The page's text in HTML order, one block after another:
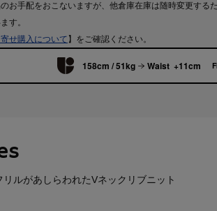
お手配をおこないますが、他倉庫在庫は随時変更する
す。
せ購入について 】をご確認ください。
158cm / 51kg Waist +11cm
リルがあしらわれたVネックリブニット